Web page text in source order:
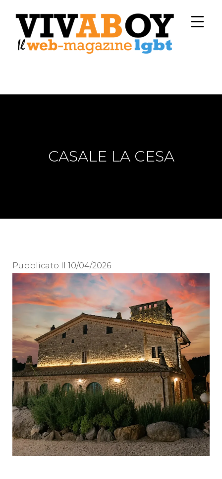
CASALE LA CESA
Pubblicato Il 10/04/2026